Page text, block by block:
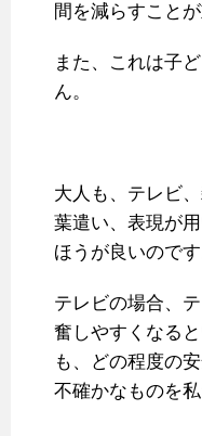
間を減らすことが
また、これは子
ん。
大人も、テレビ
葉遣い、表現が
ほうが良いのです
テレビの場合、
奮しやすくなる
も、どの程度の
不確かなものを